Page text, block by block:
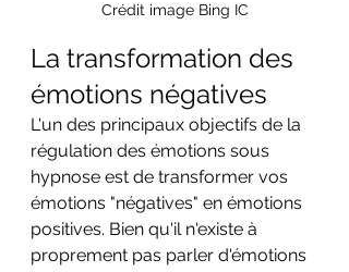
Crédit image Bing IC
La transformation des
émotions négatives
L'un des principaux objectifs de la
régulation des émotions sous
hypnose est de transformer vos
émotions "négatives" en émotions
positives. Bien qu'il n'existe à
proprement pas parler d'émotions